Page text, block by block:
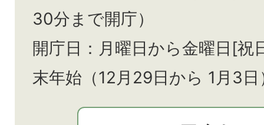
30分まで開庁）
開庁日：月曜日から金曜日[祝
末年始（12月29日から 1月3